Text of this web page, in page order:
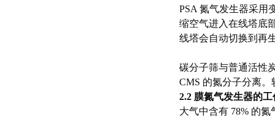
PSA 氮气发生器采用
缩空气进入在线塔底
线塔会自动切换到再
碳分子筛与普通活性
CMS 的氮分子分离
2.2 膜氮气发生器的
大气中含有 78% 的